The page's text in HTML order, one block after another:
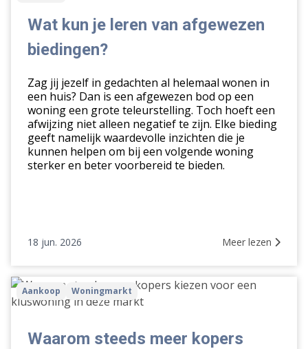
van
biedingen?
Wat kun je leren van afgewezen
biedingen?
Zag jij jezelf in gedachten al helemaal wonen in
een huis? Dan is een afgewezen bod op een
woning een grote teleurstelling. Toch hoeft een
afwijzing niet alleen negatief te zijn. Elke bieding
geeft namelijk waardevolle inzichten die je
kunnen helpen om bij een volgende woning
sterker en beter voorbereid te bieden.
18 jun. 2026 Meer lezen
Waarom
steeds
kopers
Aankoop Woningmarkt
Waarom steeds meer kopers